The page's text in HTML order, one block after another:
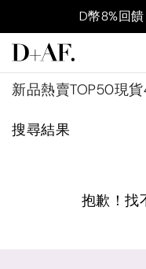
D幣8%回饋
新品熱賣TOP50現
搜尋結果
抱歉！找